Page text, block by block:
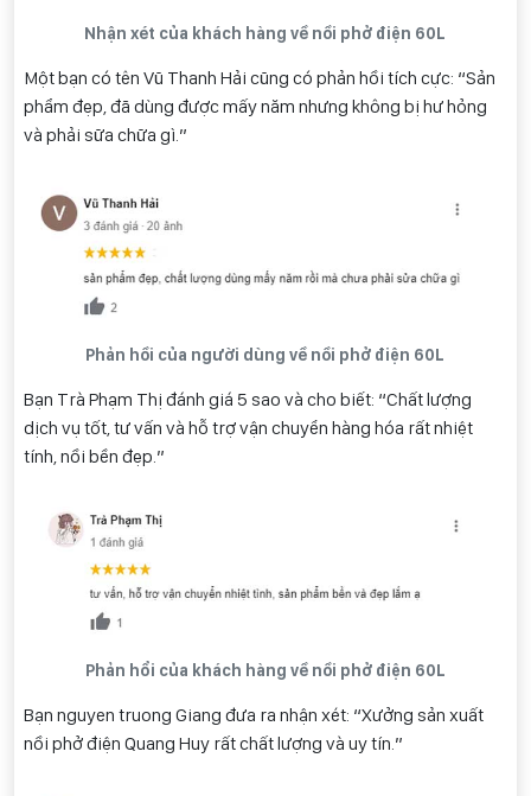
Nhận xét của khách hàng về nồi phở điện 60L
Một bạn có tên Vũ Thanh Hải cũng có phản hồi tích cực: “Sản
phẩm đẹp, đã dùng được mấy năm nhưng không bị hư hỏng
và phải sữa chữa gì.”
Phản hồi của người dùng về nồi phở điện 60L
Bạn Trà Phạm Thị đánh giá 5 sao và cho biết: “Chất lượng
dịch vụ tốt, tư vấn và hỗ trợ vận chuyển hàng hóa rất nhiệt
tính, nồi bền đẹp.”
Phản hổi của khách hàng về nồi phở điện 60L
Bạn nguyen truong Giang đưa ra nhận xét: “Xưởng sản xuất
nồi phở điện Quang Huy rất chất lượng và uy tín.”